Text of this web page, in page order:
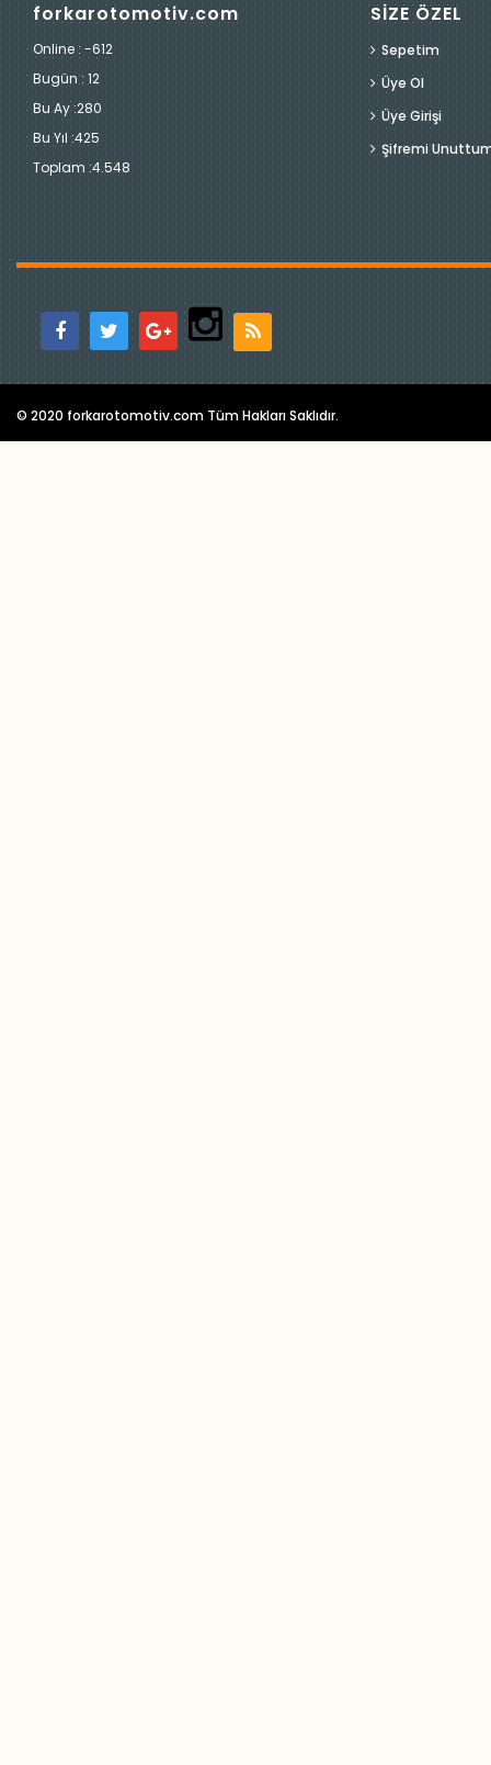
forkarotomotiv.com
Online : -612
Bugün : 12
Bu Ay :280
Bu Yıl :425
Toplam :4.548
SİZE ÖZEL
Sepetim
Üye Ol
Üye Girişi
Şifremi
© 2020 forkarotomotiv.com Tüm Hakları Saklıdır.